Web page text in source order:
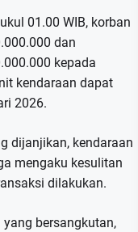
01.00 WIB, korban
dan
kepada
kendaraan dapat
2026.
dijanjikan, kendaraan
mengaku kesulitan
dilakukan.
bersangkutan,